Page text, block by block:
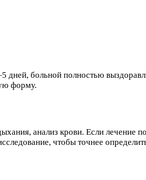
больной полностью
форму.
анализ крови. Если лечение
чтобы точнее